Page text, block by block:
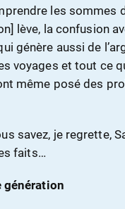
les sommes
lève, la confusion
génère aussi de
voyages et tout ce
même posé des
savez, je regrette,
faits…
génération